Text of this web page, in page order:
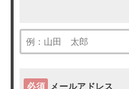
必須 メールアドレス